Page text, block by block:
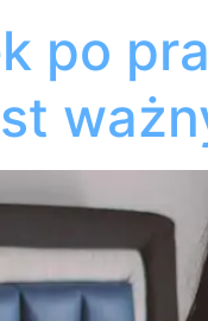
po